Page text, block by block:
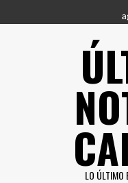
al
LO ÚLTIMO